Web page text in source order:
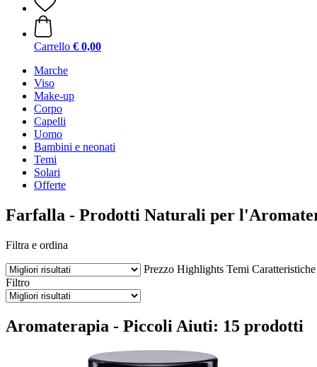
Carrello € 0,00
Marche
Viso
Make-up
Corpo
Capelli
Uomo
Bambini e neonati
Temi
Solari
Offerte
Farfalla - Prodotti Naturali per
Filtra e ordina
Prezzo Highlights Temi Caratteristiche
Filtro
Aromaterapia - Piccoli Aiuti: 15 prodotti